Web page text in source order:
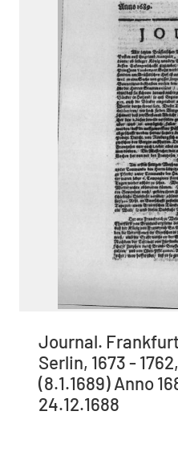
Journal.
Serlin, 1673 -
(8.1.1689) Anno
24.12.1688